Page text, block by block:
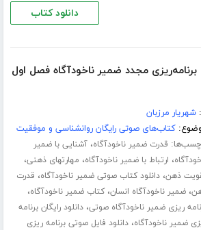
دانلود کتاب
مجدد ضمیر ناخودآگاه فصل اول
شهریار مرزبان
کتاب‌های صوتی رایگان روانشناسی و موفقیت
قدرت ضمیر ناخودآگاه،آشنایی با ضمیر
، ارتباط با ضمیر ناخودآگاه، مهارت­های ذهنی،
ذهن،دانلود کتاب صوتی ضمیر ناخودآگاه، قدرت
،ضمیر ناخودآگاه انسان،کتاب ضمیر ناخودآگاه،
ریزی ضمیر ناخودآگاه صوتی،دانلود رایگان برنامه
ضمیر ناخودآگاه،دانلود فایل صوتی برنامه ریزی